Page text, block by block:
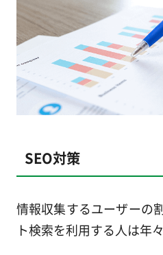
SEO対策
情報収集するユーザーの
ト検索を利用する人は年